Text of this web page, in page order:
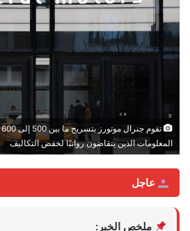
المعلومات الذين يتقاضون رواتبًا لخفض التكاليف
عاجل
ملخص الخبر: